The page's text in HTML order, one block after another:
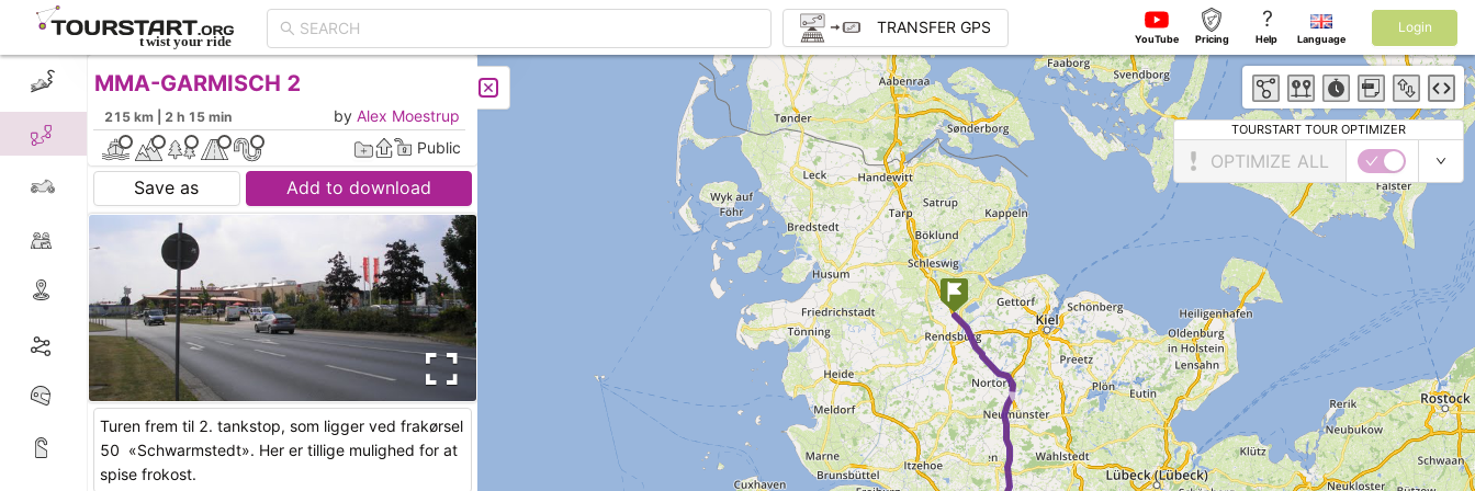
TRANSFER GPS
YouTube Pricing
?
Help Language
Login
CREATE TOUR
MMA-GARMISCH 2
215 km | 2 h 15 min by Alex Moestrup
Public
Save as Add to download
Turen frem til 2. tankstop, som ligger ved frakørsel
50 «Schwarmstedt». Her er tillige mulighed for at
spise frokost.
TOURSTART TOUR OPTIMIZER
OPTIMIZE ALL